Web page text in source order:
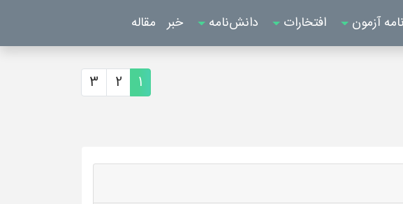
آزمون افتخارات دانش‌نامه خبر مقاله
1
2
3